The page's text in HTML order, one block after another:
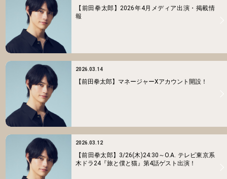
【前田拳太郎】2026年4月メディア出演・掲載情
報
2026.03.14
【前田拳太郎】マネージャーXアカウント開設！
2026.03.12
【前田拳太郎】3/26(木)24:30～O.A. テレビ東京系
木ドラ24『旅と僕と猫』第4話ゲスト出演！